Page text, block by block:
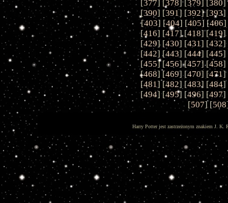
[377] [378] [379] [380]
[390] [391] [392] [393]
[403] [404] [405] [406]
[416] [417] [418] [419]
[429] [430] [431] [432]
[442] [443] [444] [445]
[455] [456] [457] [458]
[468] [469] [470] [471]
[481] [482] [483] [484]
[494] [495] [496] [497]
[507] [508
Harry Potter jest zastrzeżonym znakiem J. K.